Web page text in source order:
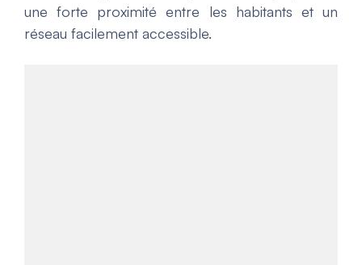
une forte proximité entre les habitants et un
réseau facilement accessible.